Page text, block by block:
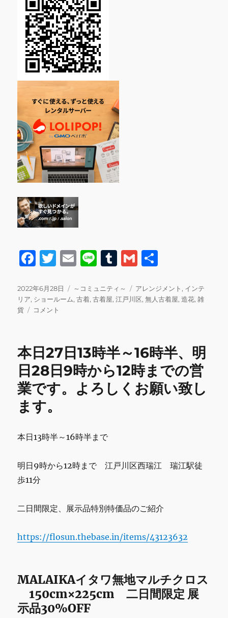
F
c
e
o
k
T
it
te
E
ai
l
Li
e
T
m
bl
G
ai
l
投
稿
日:
2022年6月28日
カ
テ
～コミュニティ～
タ
グ
アレンジメント , インテ
リア, ショールーム,古着,古着屋,江戸川区,無人古着屋,造花,雑
貨
本
業
来
月
の
シ
ョ
ル
に
関
に
コメント
本日27日13時半～16時半、明
日28日9時から12時までの営
業です。よろしくお願い致し
ます。
本日13時半～16時半まで
明日9時から12時まで 江戸川区西瑞江 瑞江駅徒
歩11分
二日間限定、展示品特別特価品のご紹介
https://flosun.thebase.in/items/43123632
MALAIKAイタワ無地マルチクロス
150cm×225cm 二日間限定 展
示品30%OFF